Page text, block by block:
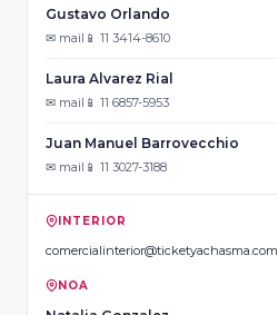
Gustavo Orlando
✉ mail 📱 11 3414-8610
Laura Alvarez Rial
✉ mail 📱 11 6857-5953
Juan Manuel Barrovecchio
✉ mail 📱 11 3027-3188
INTERIOR
comercialinterior@ticketyachasma.com
NOA